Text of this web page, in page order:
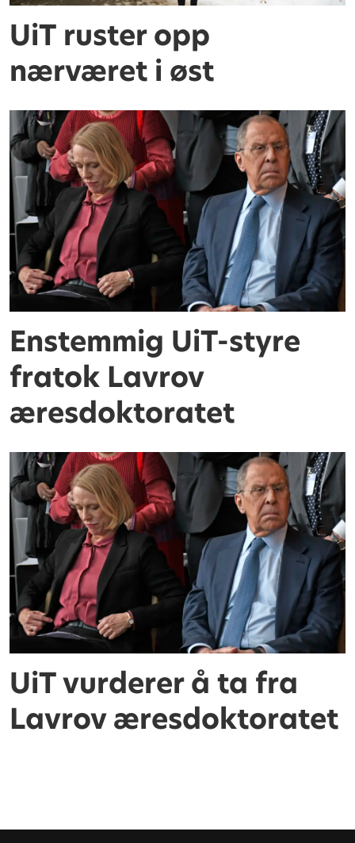
UiT ruster opp
nærværet i øst
Enstemmig UiT-styre
fratok Lavrov
æresdoktoratet
UiT vurderer å ta fra
Lavrov æresdoktoratet